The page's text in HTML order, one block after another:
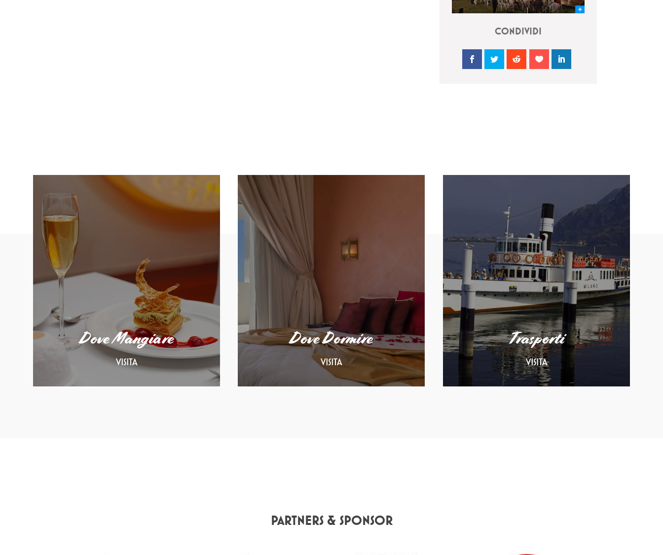
CONDIVIDI
Dove Mangiare
VISITA
Dove Dormire
VISITA
Trasporti
VISITA
PARTNERS & SPONSOR